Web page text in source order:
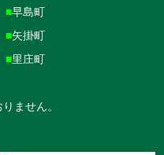
■早島町
■矢掛町
■里庄町
ません。